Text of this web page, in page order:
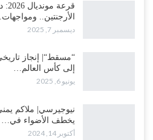
الأرجنتين..
ديسمبر 7, 2025
“مسقط“| إنجاز
إلى كأس العالم…
يونيو 6, 2025
نيوجيرسي| ملاكم
يخطف الأضواء في…
أكتوبر 14, 2024